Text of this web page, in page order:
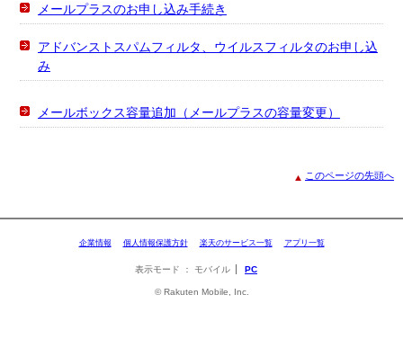
メールプラスのお申し込み手続き
アドバンストスパムフィルタ、ウイルスフィルタのお申し込
み
メールボックス容量追加（メールプラスの容量変更）
このページの先頭へ
企業情報 個人情報保護方針 楽天のサービス一覧 アプリ一覧
表示モード モバイル PC
© Rakuten Mobile, Inc.